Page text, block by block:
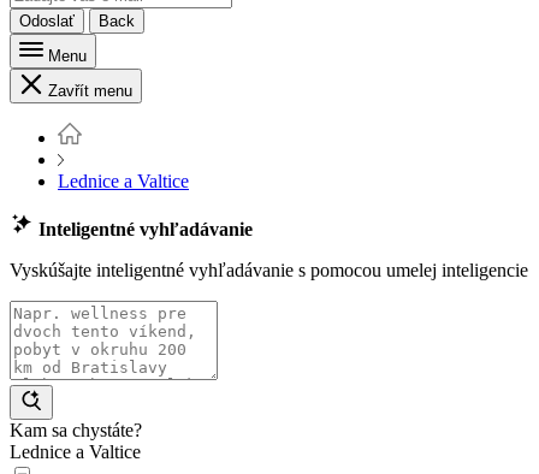
Odoslať
Back
Menu
Zavřít menu
Lednice a Valtice
Inteligentné vyhľadávanie
Vyskúšajte inteligentné vyhľadávanie s pomocou umelej inteligencie
Kam sa chystáte?
Lednice a Valtice